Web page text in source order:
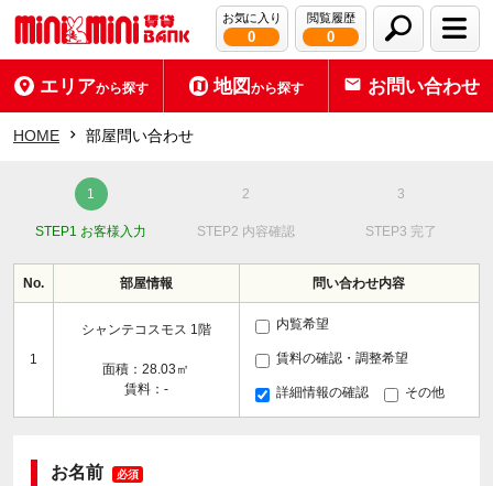
お気に入り
0
閲覧履歴
0
エリアから探す 地図から探す お問い合わせ
HOME 部屋問い合わせ
STEP1 お客様入力 STEP2 内容確認 STEP3 完了
No. 部屋情報 問い合わせ内容
1
シャンテコスモス 1階
面積：28.03㎡
賃料：-
内覧希望
賃料の確認・調整希望
詳細情報の確認 その他
お名前 必須